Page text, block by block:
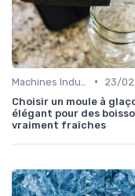
•
23/
Choisir un moule à
élégant pour des
vraiment fraîches